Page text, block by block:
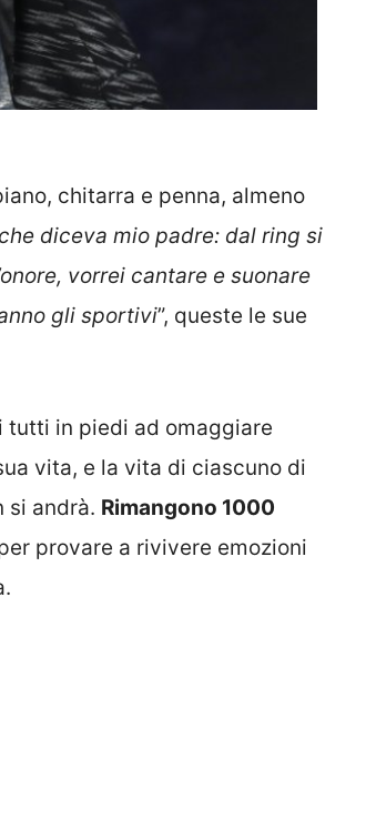
chitarra e penna, almeno
diceva mio padre: dal ring si
vorrei cantare e suonare
gli sportivi”, queste le sue
tutti in piedi ad omaggiare
vita, e la vita di ciascuno di
si andrà. Rimangono 1000
provare a rivivere emozioni